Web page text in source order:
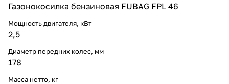
Газонокосилка бензиновая FUBAG FPL 46
Мощность двигателя, кВт
2,5
Диаметр передних колес, мм
178
Масса нетто, кг